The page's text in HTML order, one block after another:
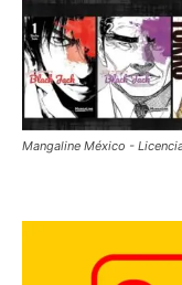
Mangaline México -